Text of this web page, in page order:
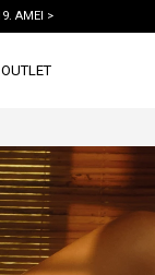
AMEI >
OUTLET